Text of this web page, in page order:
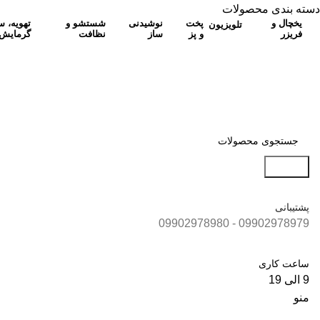
دسته بندی محصولات
یخچال و
فریزر
تلویزیون پخت
و پز
نوشیدنی
ساز
شستشو و
نظافت
گرمایش
پشتیبانی
09902978979 - 09902978980
ساعت کاری
9 الی 19
منو